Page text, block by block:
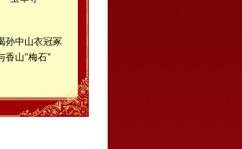
孙中山衣冠冢
香山"梅石"